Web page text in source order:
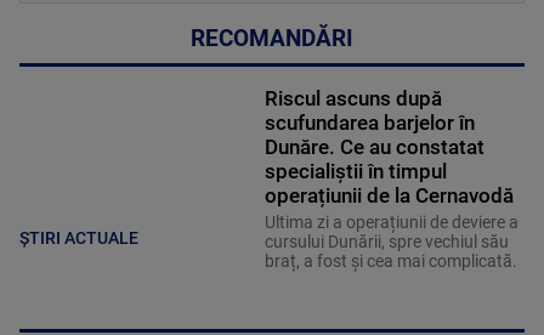
RECOMANDĂRI
ȘTIRI ACTUALE
Riscul ascuns după
scufundarea barjelor în
Dunăre. Ce au constatat
specialiștii în timpul
operațiunii de la Cernavodă
Ultima zi a operațiunii de deviere a
cursului Dunării, spre vechiul său
braț, a fost și cea mai complicată.